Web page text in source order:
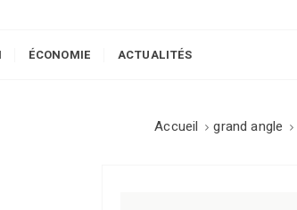
ÉCONOMIE ACTUALITÉS
Accueil grand angle